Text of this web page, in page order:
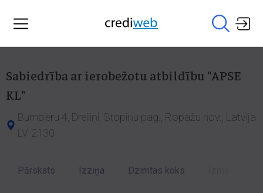
Sabiedrība ar ierobežotu atbildību "APSE
KL"
Bumbieru 4, Dreiliņi, Stopiņu pag., Ropažu nov., Latvija
LV-2130
Pārskats Izziņa Dzimtas koks